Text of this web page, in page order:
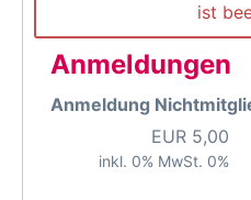
ist
Anmeldungen
Anmeldung
EUR 5,00
inkl. 0% MwSt. 0%